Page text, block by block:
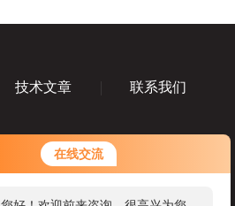
在线交流
您好！欢迎前来咨询，很高兴为您
服务，请问您要咨询什么问题呢？
技术文章 联系我们